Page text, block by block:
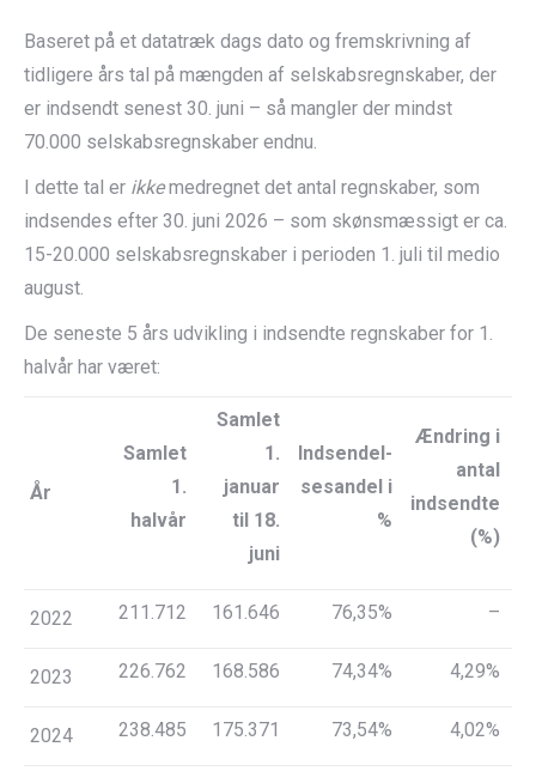
Baseret på et datatræk dags dato og fremskrivning af
tidligere års tal på mængden af selskabsregnskaber, der
er indsendt senest 30. juni – så mangler der mindst
70.000 selskabsregnskaber endnu.
I dette tal er ikkemedregnet det antal regnskaber, som
indsendes efter 30. juni 2026 – som skønsmæssigt er ca.
15-20.000 selskabsregnskaber i perioden 1. juli til medio
august.
De seneste 5 års udvikling i indsendte regnskaber for 1.
halvår har været:
År
Samlet
1.
halvår
Samlet
1.
januar
til 18.
juni
Indsendel-
sesandel i
%
Ændring i
antal
indsendte
(%)
2022 211.712 161.646 76,35% –
2023 226.762 168.586 74,34% 4,29%
2024 238.485 175.371 73,54% 4,02%